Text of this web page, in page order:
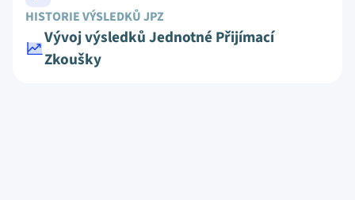
HISTORIE VÝSLEDKŮ JPZ
Vývoj výsledků Jednotné Přijímací
Zkoušky